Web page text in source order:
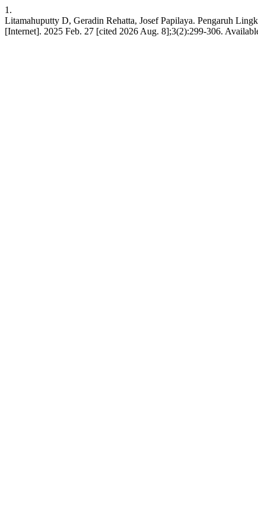
1.
Litamahuputty D, Geradin Rehatta, Josef Papilaya. Pengaruh
[Internet]. 2025 Feb. 27 [cited 2026 Aug. 8];3(2):299-306.